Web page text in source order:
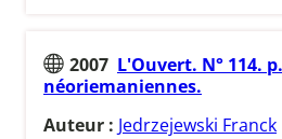
2007 L'Ouvert. N° 114.
néoriemaniennes.
Auteur : Jedrzejewski Franck